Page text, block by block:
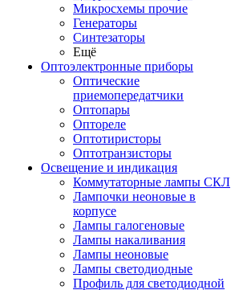
Микросхемы прочие
Генераторы
Синтезаторы
Ещё
Оптоэлектронные приборы
Оптические
приемопередатчики
Оптопары
Оптореле
Оптотиристоры
Оптотранзисторы
Освещение и индикация
Коммутаторные лампы СКЛ
Лампочки неоновые в
корпусе
Лампы галогеновые
Лампы накаливания
Лампы неоновые
Лампы светодиодные
Профиль для светодиодной